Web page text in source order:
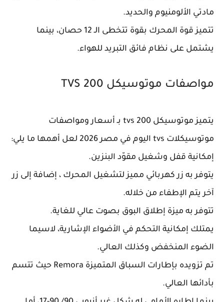
مادتي الألومنيوم والحديد.
تتميز قوة المحرك بقوة تتخطى الـ 12 حصان، بينما
يشتمل على نظام فائق التبريد للهواء.
مواصفات موتوسيكل TVS 200
يتميز موتوسيكل tvs 200 بـ أسعار ومواصفات
موتوسيكلات tvs اليوم في مصر 2026 لعل أهمها ما يلي:
إمكانية قفل وشغيل مقوّد البنزين.
يتوفر به زر كهربائي مميز لتشغيل المحرك ، إضافة إلى زر
آخر يتم الإطفاء من خلاله.
تتوفر به ميزة إطلاق البوق بصوت عالي للغاية.
يمتلك إمكانية التحكم في الأضواء الإشارية، لاسيما
الضوء المنخفض وكذلك العالي.
تم تزويده بإطارات السباق المتميزة Remora حيث تتسم
بأدائها العالي.